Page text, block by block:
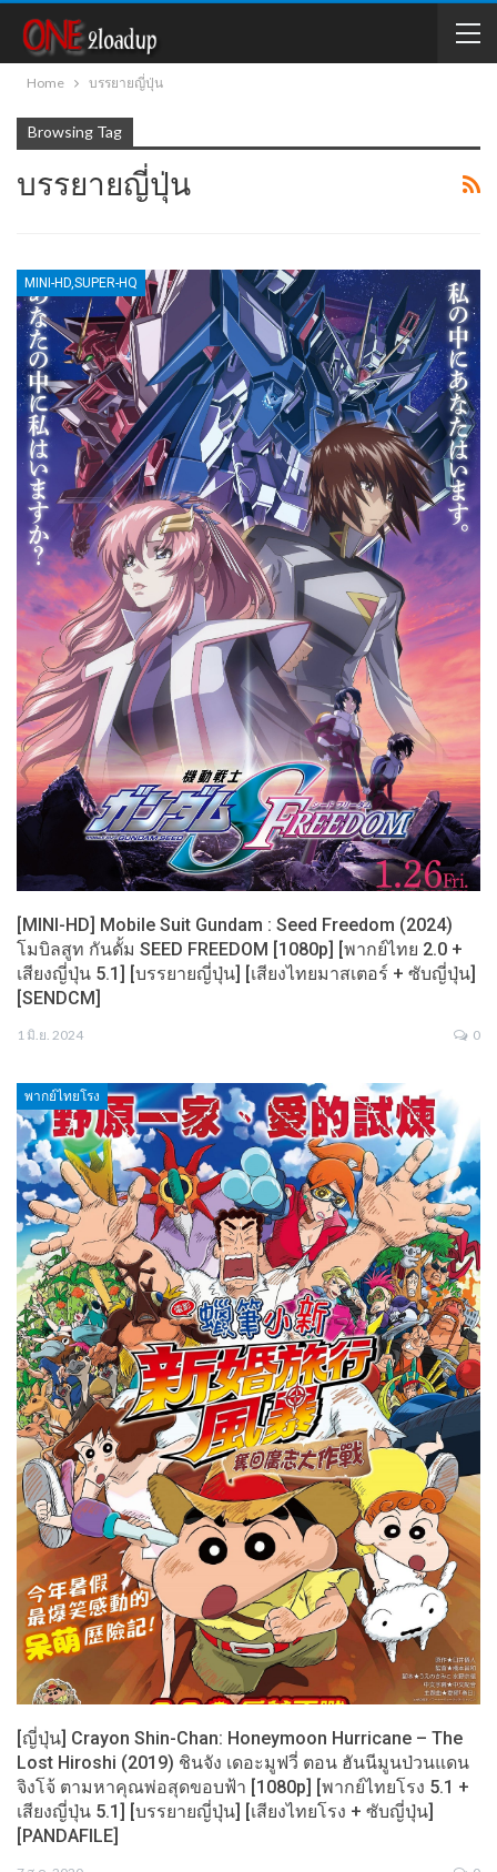
Home บรรยายญี่ปุ่น
Browsing Tag
บรรยายญี่ปุ่น
MINI-HD,SUPER-HQ
[MINI-HD] Mobile Suit Gundam : Seed Freedom (2024)
โมบิลสูท กันดั้ม SEED FREEDOM [1080p] [พากย์ไทย 2.0 +
เสียงญี่ปุ่น 5.1] [บรรยายญี่ปุ่น] [เสียงไทยมาสเตอร์ + ซับญี่ปุ่น]
[SENDCM]
1 มิ.ย. 2024 0
พากย์ไทยโรง
[ญี่ปุ่น] Crayon Shin-Chan: Honeymoon Hurricane – The
Lost Hiroshi (2019) ชินจัง เดอะมูฟวี่ ตอน ฮันนีมูนป่วนแดน
จิงโจ้ ตามหาคุณพ่อสุดขอบฟ้า [1080p] [พากย์ไทยโรง 5.1 +
เสียงญี่ปุ่น 5.1] [บรรยายญี่ปุ่น] [เสียงไทยโรง + ซับญี่ปุ่น]
[PANDAFILE]